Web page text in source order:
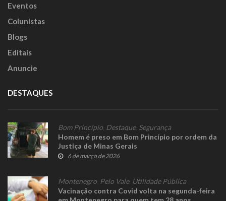
Eventos
Colunistas
Blogs
Editais
Anuncie
DESTAQUES
Bom Princípio Destaque, Segurança
Homem é preso em Bom Princípio por ordem da
Justiça de Minas Gerais
6 de março de 2026
Montenegro Pelo Vale, Utilidade Pública
Vacinação contra Covid volta na segunda-feira